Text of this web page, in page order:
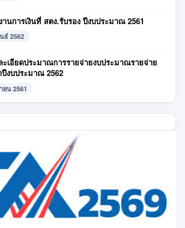
านการเงินที่ สตง.รับรอง ปีงบประมาณ 2561
ธ์ 2562
ะเอียดประมาณการรายจ่ายงบประมาณรายจ่าย
งบประมาณ 2562
ยน 2561